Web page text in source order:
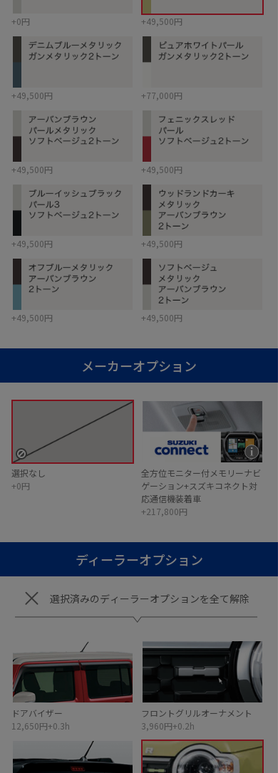
+0円 +49,500円
+49,500円 +77,000円
+49,500円 +49,500円
+49,500円 +49,500円
+49,500円 +49,500円
メーカーオプション
イメージ無し
選択なし
+0円
全方位モニター付メモリーナビ
ゲーション+スズキコネクト対
応通信機装着車
+217,800円
ディーラーオプション
選択済みのディーラーオプションを全て解除
ドアバイザー
12,650円+0.3h
フロントグリルオーナメント
3,960円+0.2h